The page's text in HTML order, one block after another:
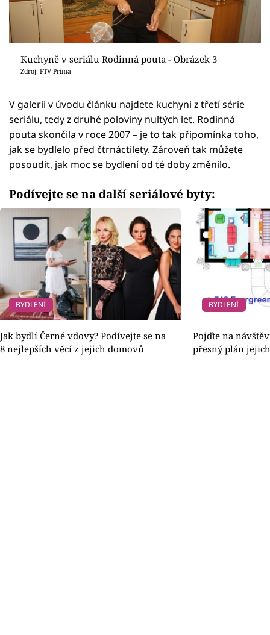
Kuchyně v seriálu Rodinná pouta - Obrázek 3
Zdroj: FTV Prima
V galerii v úvodu článku najdete kuchyni z třetí série
seriálu, tedy z druhé poloviny nultých let. Rodinná
pouta skončila v roce 2007 – je to tak připomínka toho,
jak se bydlelo před čtrnáctilety. Zároveň tak můžete
posoudit, jak moc se bydlení od té doby změnilo.
Podívejte se na další seriálové byty:
BYDLENÍ
Jak bydlí Černé vdovy? Podívejte se na
8 nejlepších věcí z jejich domovů
BYDLENÍ
Pojďte na
přesný plán